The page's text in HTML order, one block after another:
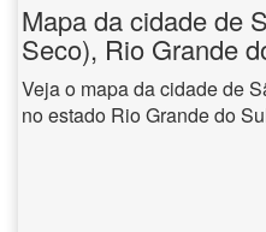
Mapa da cidade de
Seco), Rio Grande
Veja o mapa da cidade de
no estado Rio Grande do